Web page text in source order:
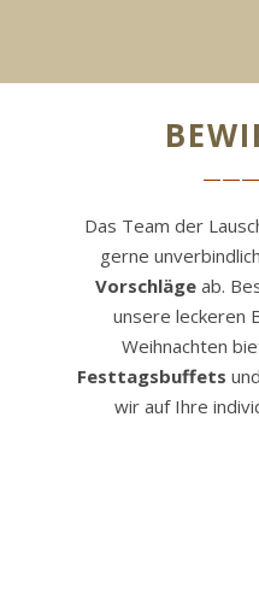
Das Team der
gerne unverbindlich
Vorschläge ab.
unsere leckeren
Weihnachten
Festtagsbuffets
wir auf Ihre